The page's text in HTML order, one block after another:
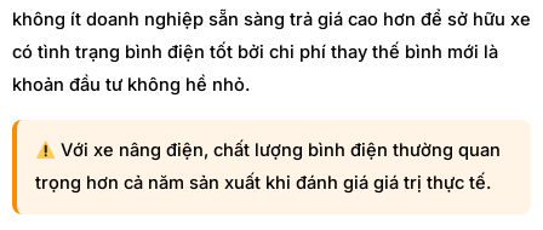
không ít doanh nghiệp sẵn sàng trả giá cao hơn để sở hữu xe
có tình trạng bình điện tốt bởi chi phí thay thế bình mới là
khoản đầu tư không hề nhỏ.
Với xe nâng điện, chất lượng bình điện thường quan
trọng hơn cả năm sản xuất khi đánh giá giá trị thực tế.